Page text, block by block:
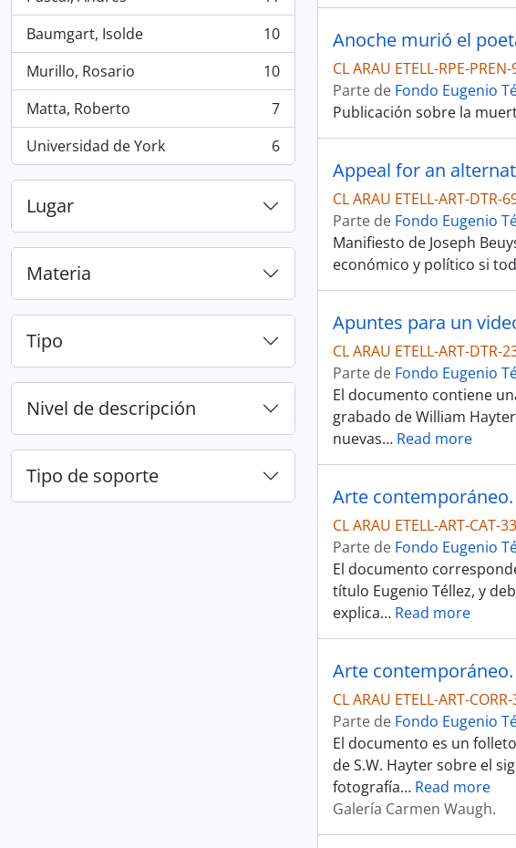
, 11 resultados
Baumgart, Isolde
, 10 resultados
10
Murillo, Rosario
, 10 resultados
10
Matta, Roberto
, 7 resultados
7
Universidad de York
, 6 resultados 6
Lugar
Materia
Tipo
Nivel de descripción
Tipo de soporte
Anoche murió el
CL ARAU ETELL-RPE-
Parte de Fondo Eugenio
Publicación sobre la
Appeal for an
CL ARAU ETELL-ART-DTR-
Parte de Fondo Eugenio
Manifiesto de Joseph
económico y político si
Apuntes para un
CL ARAU ETELL-ART-DTR-
Parte de Fondo Eugenio
El documento contiene
grabado de William
nuevas… Read more
Arte contemporáneo.
CL ARAU ETELL-ART-CAT-
Parte de Fondo Eugenio
El documento
título Eugenio Téllez, y
explica… Read more
Arte contemporáneo.
CL ARAU ETELL-ART-
Parte de Fondo Eugenio
El documento es un
de S.W. Hayter sobre el
fotografía… Read more
Galería Carmen Waugh.